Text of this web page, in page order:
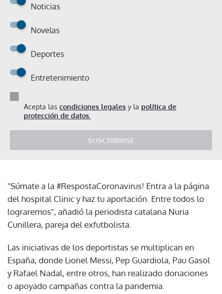
Noticias
Novelas
Deportes
Entretenimiento
Acepta las condiciones legales y la política de
protección de datos.
SUSCRIBIRSE
"Súmate a la #RespostaCoronavirus! Entra a la página
del hospital Clinic y haz tu aportación. Entre todos lo
lograremos", añadió la periodista catalana Nuria
Cunillera, pareja del exfutbolista.
Las iniciativas de los deportistas se multiplican en
España, donde Lionel Messi, Pep Guardiola, Pau Gasol
y Rafael Nadal, entre otros, han realizado donaciones
o apoyado campañas contra la pandemia.